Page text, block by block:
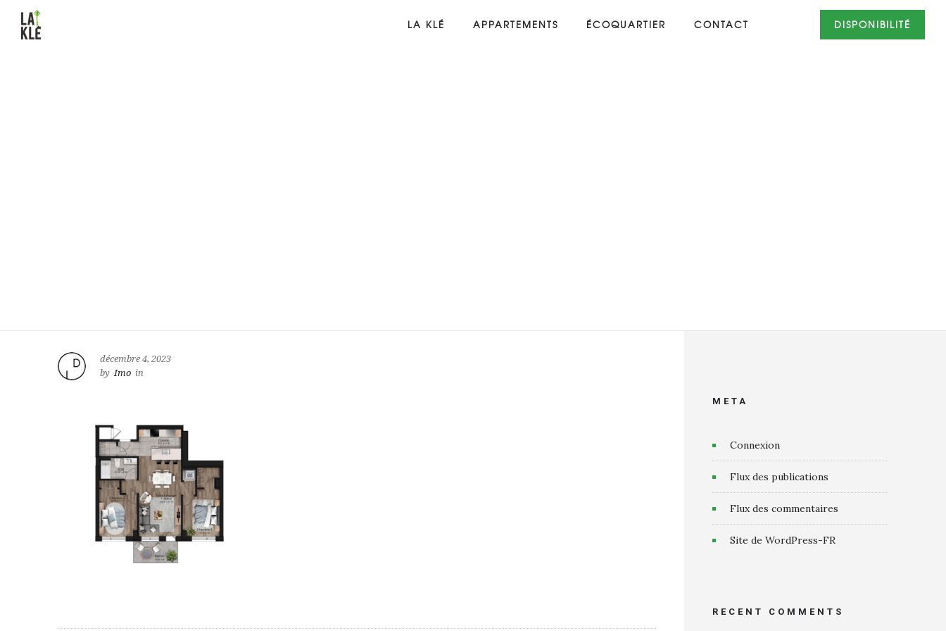
LA KLÉ APPARTEMENTS ÉCOQUARTIER CONTACT DISPONIBILITÉ
décembre 4, 2023
by Imo in
META
Connexion
Flux des publications
Flux des commentaires
Site de WordPress-FR
RECENT COMMENTS